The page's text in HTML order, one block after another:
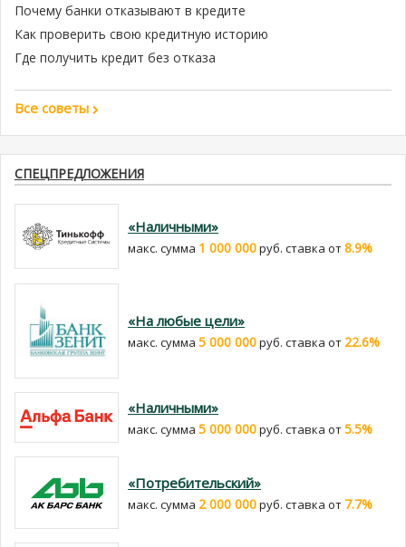
Почему банки отказывают в кредите
Как проверить свою кредитную историю
Где получить кредит без отказа
Все советы
СПЕЦПРЕДЛОЖЕНИЯ
«Наличными»
макс. сумма 1 000 000руб. cтавка от8.9%
«На любые цели»
макс. сумма 5 000 000руб. cтавка от 22.6%
«Наличными»
макс. сумма 5 000 000руб. cтавка от5.5%
«Потребительский»
макс. сумма 2 000 000руб. cтавка от 7.7%